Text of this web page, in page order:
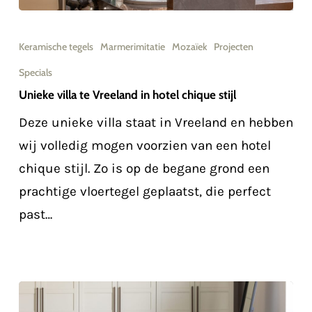
villa
te
Vreeland
Keramische tegels Marmerimitatie Mozaïek Projecten
Specials
Unieke villa te Vreeland in hotel chique stijl
Deze unieke villa staat in Vreeland en hebben
wij volledig mogen voorzien van een hotel
chique stijl. Zo is op de begane grond een
prachtige vloertegel geplaatst, die perfect
past…